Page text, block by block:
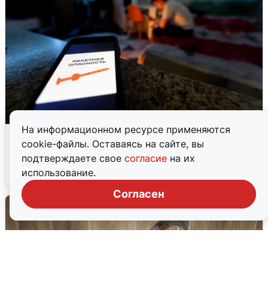
На информационном ресурсе применяются
cookie-файлы. Оставаясь на сайте, вы
подтверждаете свое согласие на их
использование.
Согласен
Ночью в Самарской области завыли
сирены
8 августа 0